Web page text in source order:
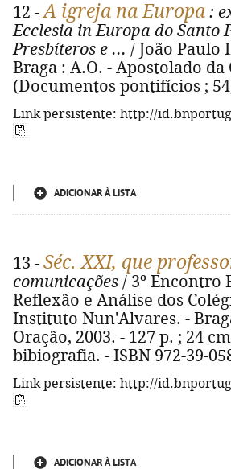
12 -A igreja na Europa :
Ecclesia in Europa do Santo
Presbíteros e ... / João Paulo
Braga : A.O. - Apostolado da
(Documentos pontifícios ;
Link persistente: http://
ADICIONAR À LISTA
13 - Séc. XXI, que
comunicações / 3º Encontro
Reflexão e Análise dos
Instituto Nun'Alvares. -
Oração, 2003. - 127 p. ; 24
bibiografia. - ISBN 972-39-
Link persistente: http://
ADICIONAR À LISTA